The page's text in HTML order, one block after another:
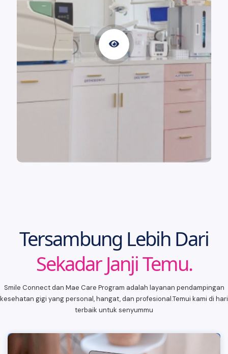
Tersambung Lebih Dari
Sekadar Janji Temu.
Smile Connect dan Mae Care Program adalah layanan pendampingan
kesehatan gigi yang personal, hangat, dan profesional.Temui kami di hari
terbaik untuk senyummu